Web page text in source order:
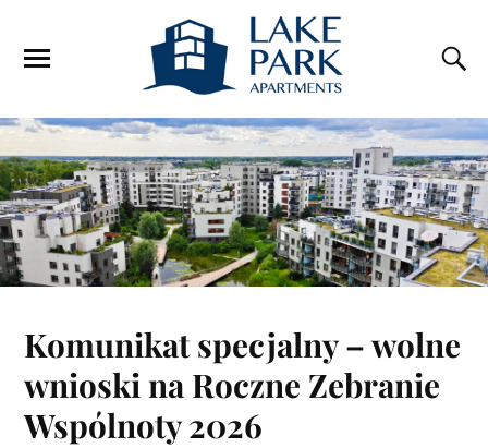
Komunikat specjalny – wolne
wnioski na Roczne Zebranie
Wspólnoty 2026